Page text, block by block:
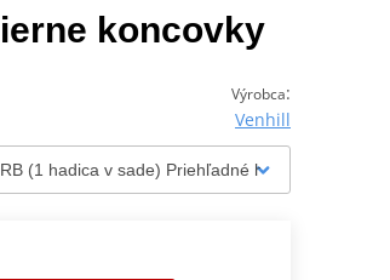
koncovky
Výrobca:
Venhill